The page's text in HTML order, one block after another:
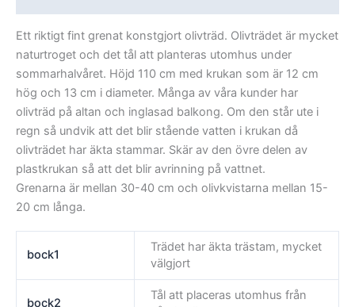
Ett riktigt fint grenat konstgjort olivträd. Olivträdet är mycket
naturtroget och det tål att planteras utomhus under
sommarhalvåret. Höjd 110 cm med krukan som är 12 cm
hög och 13 cm i diameter. Många av våra kunder har
olivträd på altan och inglasad balkong. Om den står ute i
regn så undvik att det blir stående vatten i krukan då
olivträdet har äkta stammar. Skär av den övre delen av
plastkrukan så att det blir avrinning på vattnet.
Grenarna är mellan 30-40 cm och olivkvistarna mellan 15-
20 cm långa.
bock1
Trädet har äkta trästam, mycket
välgjort
bock2
Tål att placeras utomhus från